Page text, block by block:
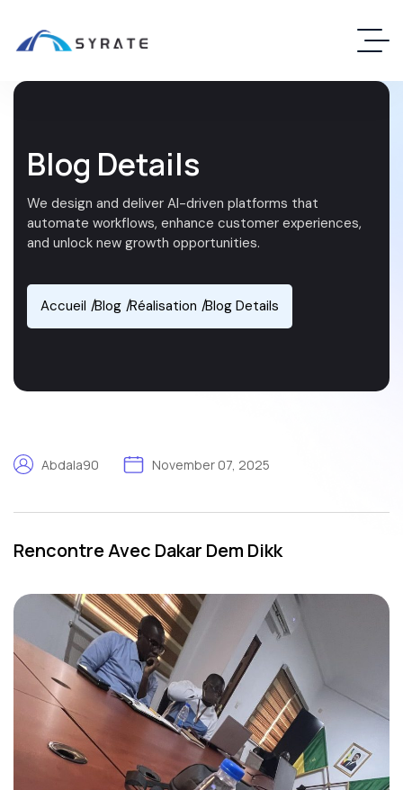
Blog Details
We design and deliver AI-driven platforms that
automate workflows, enhance customer experiences,
and unlock new growth opportunities.
Accueil Blog Réalisation Blog Details
Abdala90 November 07, 2025
Rencontre Avec Dakar Dem Dikk